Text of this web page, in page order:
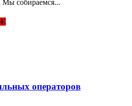
Мы собираемся...
операторов